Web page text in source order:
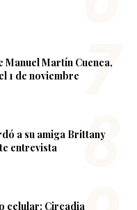
Manuel Martín Cuenca,
1 de noviembre
a su amiga Brittany
entrevista
celular: Circadia